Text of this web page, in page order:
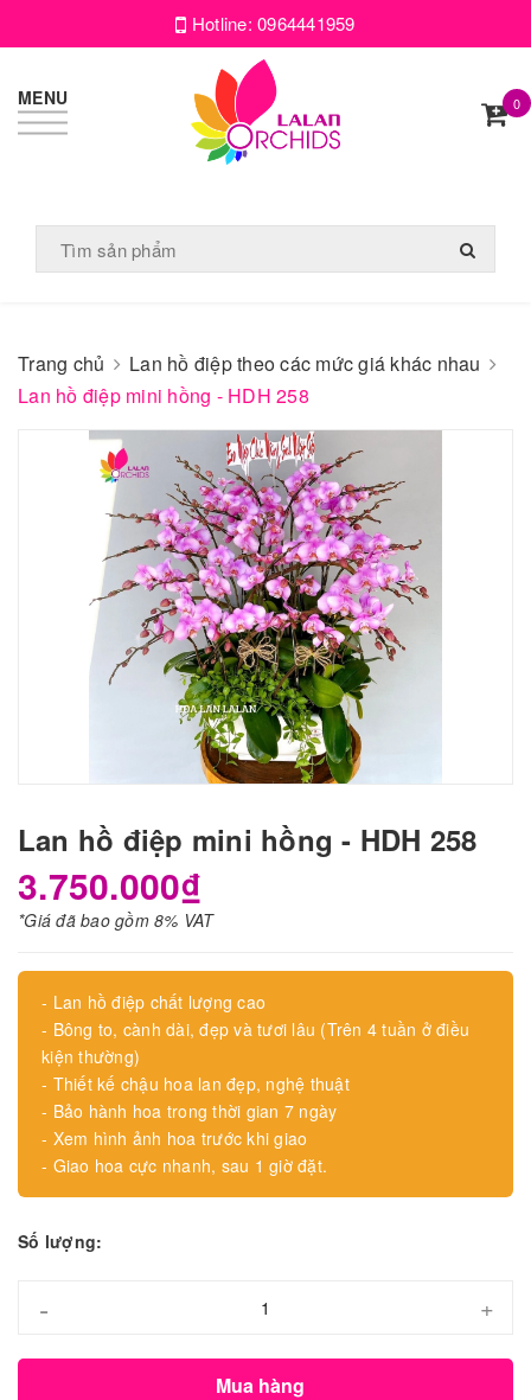
Hotline:0964441959
MENU 0
Trang chủ
Lan hồ điệp theo các mức giá khác nhau
Lan hồ điệp mini hồng - HDH 258
Lan hồ điệp mini hồng - HDH 258
3.750.000₫
*Giá đã bao gồm 8% VAT
- Lan hồ điệp chất lượng cao
- Bông to, cành dài, đẹp và tươi lâu (Trên 4 tuần ở điều
kiện thường)
- Thiết kế chậu hoa lan đẹp, nghệ thuật
- Bảo hành hoa trong thời gian 7 ngày
- Xem hình ảnh hoa trước khi giao
- Giao hoa cực nhanh, sau 1 giờ đặt.
Số lượng:
- +
Mua hàng